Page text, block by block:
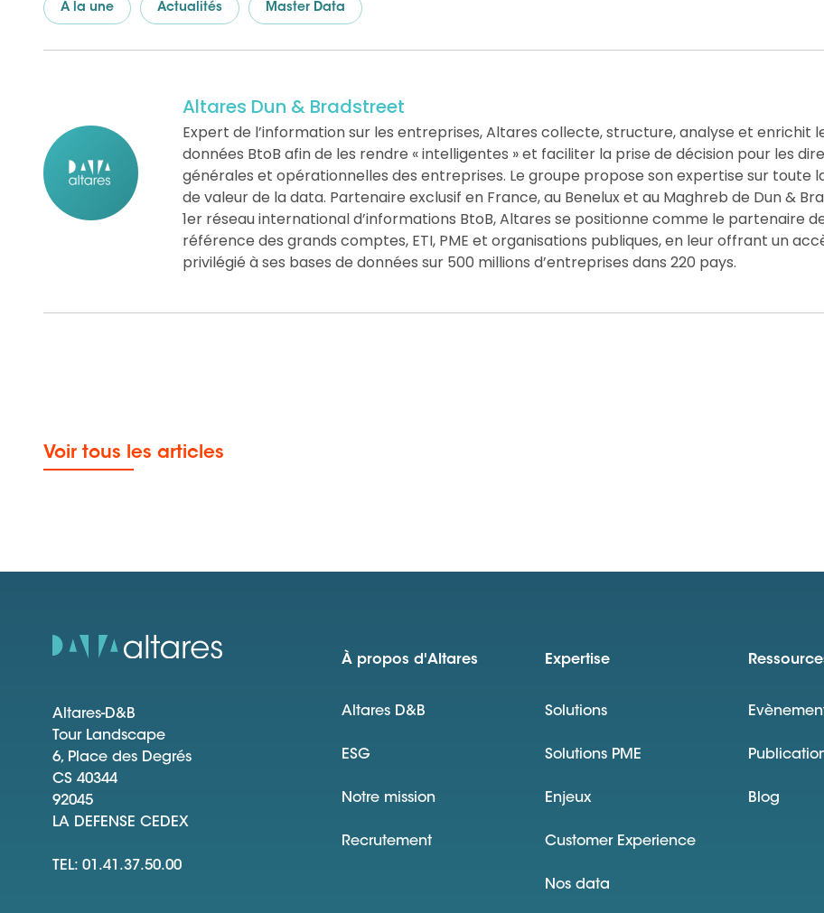
A la une Actualités Master Data
Altares Dun & Bradstreet
Expert de l’information sur les entreprises, Altares collecte, structure, analyse et enrichit
données BtoB afin de les rendre « intelligentes » et faciliter la prise de décision pour les
générales et opérationnelles des entreprises. Le groupe propose son expertise sur toute
de valeur de la data. Partenaire exclusif en France, au Benelux et au Maghreb de Dun &
1er réseau international d’informations BtoB, Altares se positionne comme le partenaire
référence des grands comptes, ETI, PME et organisations publiques, en leur offrant un
privilégié à ses bases de données sur 500 millions d’entreprises dans 220 pays.
Voir tous les articles
Altares-D&B
Tour Landscape
6, Place des Degrés
CS 40344
92045
LA DEFENSE CEDEX
TEL: 01.41.37.50.00
À propos d'Altares
Altares D&B
ESG
Notre mission
Recrutement
Expertise
Solutions
Solutions PME
Enjeux
Customer Experience
Nos data
Blog